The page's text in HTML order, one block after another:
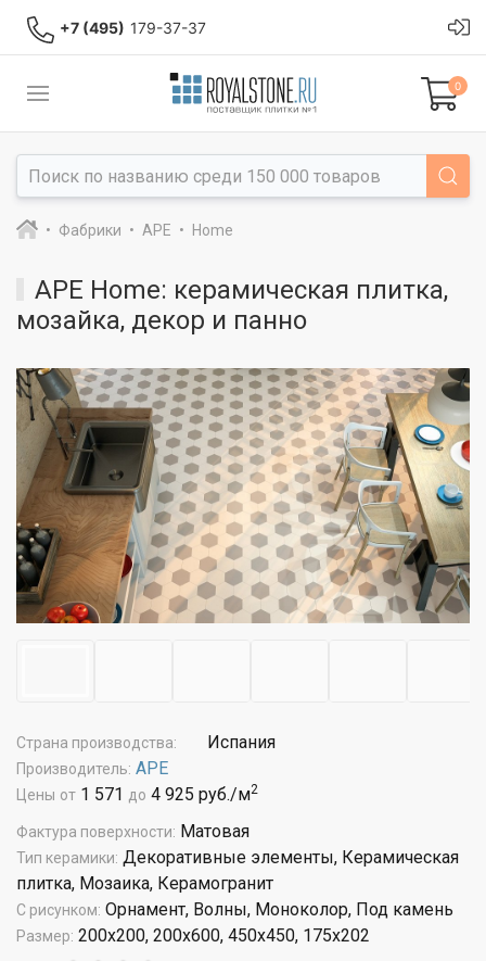
+7 (495) 179-37-37
0
Фабрики APE Home
APE Home: керамическая плитка,
мозайка, декор и панно
Страна производства: Испания
Производитель: APE
Цены от 1 571 до 4 925 руб./м2
Фактура поверхности: Матовая
Тип керамики: Декоративные элементы, Керамическая
плитка, Мозаика, Керамогранит
С рисунком: Орнамент, Волны, Моноколор, Под камень
Размер: 200x200, 200x600, 450x450, 175x202